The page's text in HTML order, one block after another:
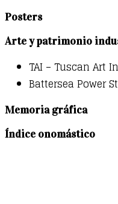
Posters
Arte y patrimonio
TAI – Tuscan Art
Battersea Power
Memoria gráfica
Índice onomástico